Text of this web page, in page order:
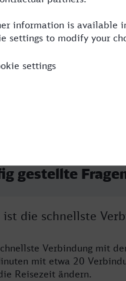
2:45 1
gestellte
ist die schnellste
Verbindung mit
mit etwa 20
Reisezeit ändern.